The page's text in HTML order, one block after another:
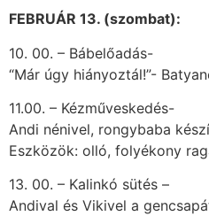
FEBRUÁR 13. (szombat):
10. 00. – Bábelőadás-
“Már úgy hiányoztál!”-
11.00. – Kézműveskedés-
Andi nénivel, rongybaba
Eszközök: olló, folyékony
13. 00. – Kalinkó sütés –
Andival és Vikivel a